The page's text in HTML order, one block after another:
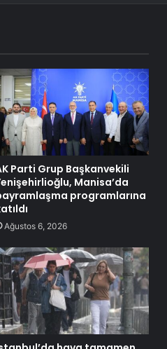
Parti Grup Başkanvekili
Manisa’da
programlarına
Ağustos 6, 2026